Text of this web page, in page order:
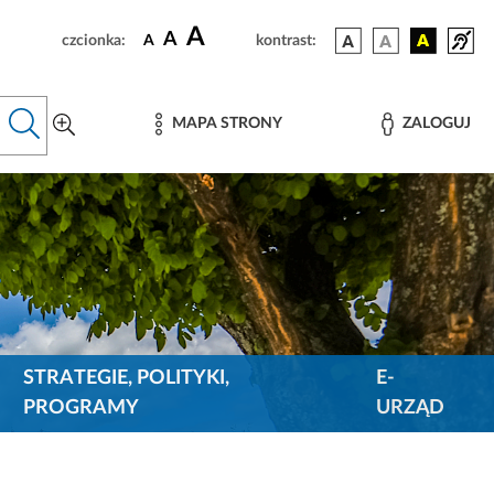
czcionka: A A A kontrast:
MAPA STRONY ZALOGUJ
STRATEGIE, POLITYKI,
PROGRAMY
E-
URZĄD